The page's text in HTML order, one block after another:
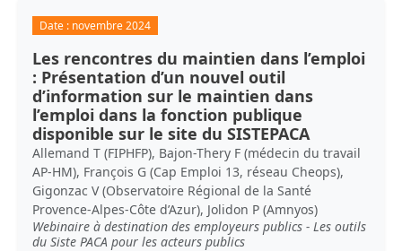
Date : novembre 2024
Les rencontres du maintien dans l’emploi
: Présentation d’un nouvel outil
d’information sur le maintien dans
l’emploi dans la fonction publique
disponible sur le site du SISTEPACA
Allemand T (FIPHFP), Bajon-Thery F (médecin du travail
AP-HM), François G (Cap Emploi 13, réseau Cheops),
Gigonzac V (Observatoire Régional de la Santé
Provence-Alpes-Côte d’Azur), Jolidon P (Amnyos)
Webinaire à destination des employeurs publics - Les outils
du Siste PACA pour les acteurs publics